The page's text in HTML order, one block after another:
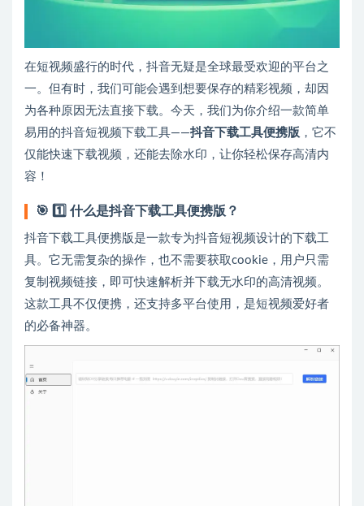
在短视频盛行的时代，抖音无疑是全球最受欢迎的平台之
一。但有时，我们可能会遇到想要保存的精彩视频，却因
为各种原因无法直接下载。今天，我们为你介绍一款简单
易用的抖音短视频下载工具——抖音下载工具便携版 ，它不
仅能快速下载视频，还能去除水印，让你轻松保存高清内
容！
🎯 1️⃣ 什么是抖音下载工具便携版？
抖音下载工具便携版是一款专为抖音短视频设计的下载工
具。它无需复杂的操作，也不需要获取cookie，用户只需
复制视频链接，即可快速解析并下载无水印的高清视频。
这款工具不仅便携，还支持多平台使用，是短视频爱好者
的必备神器。